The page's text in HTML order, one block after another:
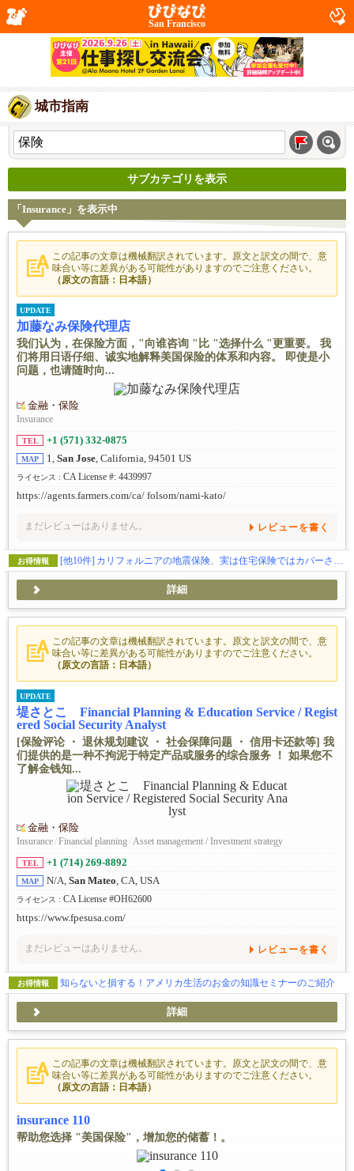
San Francisco
城市指南
サブカテゴリを表示
「Insurance」を表示中
この記事の文章は機械翻訳されています。原文と訳文の間で、意
味合い等に差異がある可能性がありますのでご注意ください。
（原文の言語：日本語）
UPDATE
加藤なみ保険代理店
我们认为，在保险方面，"向谁咨询 "比 "选择什么 "更重要。 我
们将用日语仔细、诚实地解释美国保险的体系和内容。 即使是小
问题，也请随时向...
金融・保险
Insurance
TEL +1 (571) 332-0875
MAP 1, San Jose , California, 94501 US
ライセンス : CA License #: 4439997
https://agents.farmers.com/ca/ folsom/nami-kato/
まだレビューはありません。 レビューを書く
お得情報 [他10件] カリフォルニアの地震保険、実は住宅保険ではカバーされません
詳細
この記事の文章は機械翻訳されています。原文と訳文の間で、意
味合い等に差異がある可能性がありますのでご注意ください。
（原文の言語：日本語）
UPDATE
堤さとこ Financial Planning & Education Service / Regist
ered Social Security Analyst
[保险评论 ・ 退休规划建议 ・ 社会保障问题 ・ 信用卡还款等] 我
们提供的是一种不拘泥于特定产品或服务的综合服务 ！ 如果您不
了解金钱知...
金融・保险
Insurance/Financial planning / Asset management / Investment strategy
TEL +1 (714) 269-8892
MAP N/A, San Mateo , CA, USA
ライセンス : CA License #OH62600
https://www.fpesusa.com/
まだレビューはありません。 レビューを書く
お得情報 知らないと損する！アメリカ生活のお金の知識セミナーのご紹介
詳細
この記事の文章は機械翻訳されています。原文と訳文の間で、意
味合い等に差異がある可能性がありますのでご注意ください。
（原文の言語：日本語）
insurance 110
帮助您选择 "美国保险"，增加您的储蓄！。